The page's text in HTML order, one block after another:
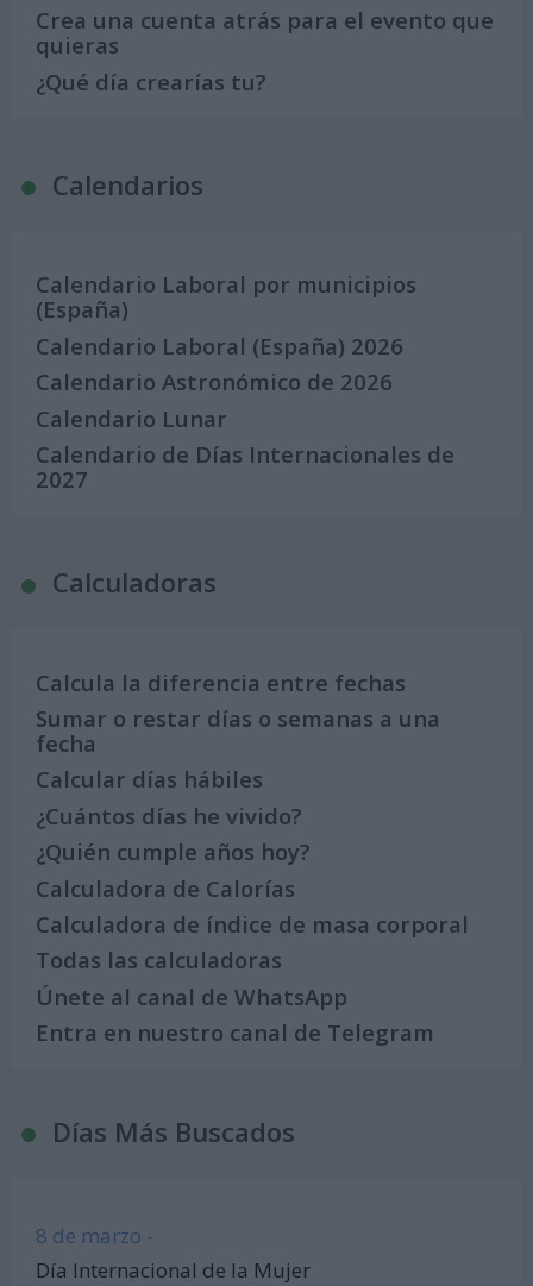
Crea una cuenta atrás para el evento que
quieras
¿Qué día crearías tu?
Calendarios
Calendario Laboral por municipios
(España)
Calendario Laboral (España) 2026
Calendario Astronómico de 2026
Calendario Lunar
Calendario de Días Internacionales de
2027
Calculadoras
Calcula la diferencia entre fechas
Sumar o restar días o semanas a una
fecha
Calcular días hábiles
¿Cuántos días he vivido?
¿Quién cumple años hoy?
Calculadora de Calorías
Calculadora de índice de masa corporal
Todas las calculadoras
Únete al canal de WhatsApp
Entra en nuestro canal de Telegram
Días Más Buscados
8 de marzo -
Día Internacional de la Mujer